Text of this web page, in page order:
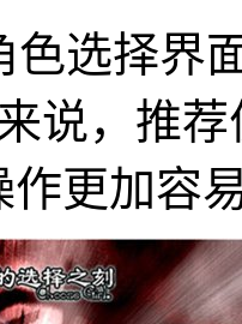
色选择界
说，推
作更加容